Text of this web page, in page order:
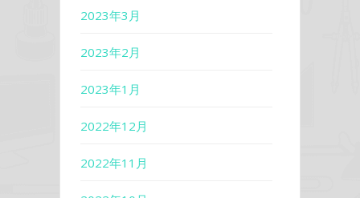
2023年3月
2023年2月
2023年1月
2022年12月
2022年11月